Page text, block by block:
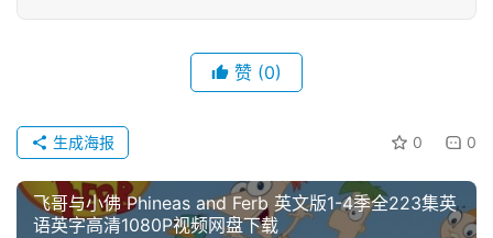
赞 (0)
0 0
生成海报
飞哥与小佛 Phineas and Ferb 英文版1-4季全223集英
语英字高清1080P视频网盘下载